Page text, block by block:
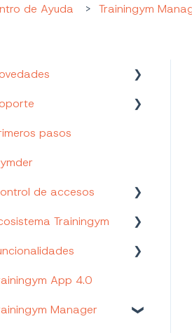
de Ayuda Trainingym
Nuevos Productos y
Canales de soporte
Tu Portal de cliente
Trainingym Academy
pasos
de accesos
Control de accesos
Trainingym
Web App Staff
Página web
(Trainingym Easy)
Trainingym Payments
Trainingym Rewards
App 4.0
Manager